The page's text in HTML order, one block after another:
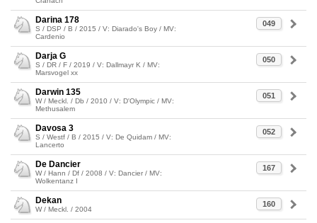
049
Darina 178
S / DSP / B / 2015 / V: Diarado's Boy / MV:
Cardenio
050
Darja G
S / DR / F / 2019 / V: Dallmayr K / MV:
Marsvogel xx
051
Darwin 135
W / Meckl. / Db / 2010 / V: D'Olympic / MV:
Methusalem
052
Davosa 3
S / Westf / B / 2015 / V: De Quidam / MV:
Lancerto
167
De Dancier
W / Hann / Df / 2008 / V: Dancier / MV:
Wolkentanz I
160
Dekan
W / Meckl. / 2004